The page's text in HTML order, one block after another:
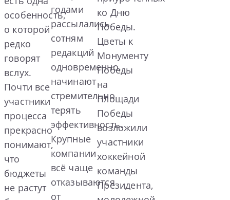
особенность,
о которой
редко
говорят
вслух.
Почти все
участники
процесса
прекрасно
понимают,
что
бюджеты
не растут
годами
рассылались
сотням
редакций
одновременно,
начинают
стремительно
терять
эффективность.
Крупные
компании
всё чаще
отказываются
от
ко Дню
Победы.
Цветы к
Монументу
Победы
на
Площади
Победы
возложили
участники
хоккейной
команды
Президента,